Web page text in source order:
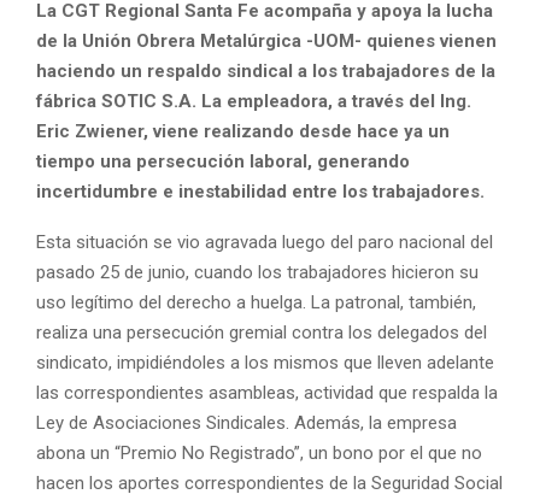
La CGT Regional Santa Fe acompaña y apoya la lucha
de la Unión Obrera Metalúrgica -UOM- quienes vienen
haciendo un respaldo sindical a los trabajadores de la
fábrica SOTIC S.A. La empleadora, a través del Ing.
Eric Zwiener, viene realizando desde hace ya un
tiempo una persecución laboral, generando
incertidumbre e inestabilidad entre los trabajadores.
Esta situación se vio agravada luego del paro nacional del
pasado 25 de junio, cuando los trabajadores hicieron su
uso legítimo del derecho a huelga. La patronal, también,
realiza una persecución gremial contra los delegados del
sindicato, impidiéndoles a los mismos que lleven adelante
las correspondientes asambleas, actividad que respalda la
Ley de Asociaciones Sindicales. Además, la empresa
abona un “Premio No Registrado”, un bono por el que no
hacen los aportes correspondientes de la Seguridad Social